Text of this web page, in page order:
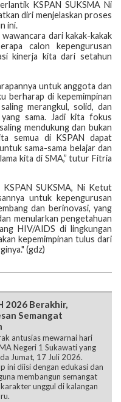
KSPAN SUKSMA Ni
diri menjelaskan proses
ini.
dari kakak-kakak
calon kepengurusan
kinerja kita dari setahun
untuk anggota dan
berharap di kepemimpinan
merangkul, solid, dan
sama. Jadi kita fokus
mendukung dan bukan
semua di KSPAN dapat
sama-sama belajar dan
kita di SMA,” tutur Fitria
KSPAN SUKSMA, Ni Ketut
untuk kepengurusan
dan berinovasi, yang
menularkan pengetahuan
HIV/AIDS di lingkungan
kepemimpinan tulus dari
(gdz)
2026 Berakhir,
Semangat
antusias mewarnai hari
Negeri 1 Sukawati yang
Jumat, 17 Juli 2026.
ini diisi dengan edukasi dan
membangun semangat
unggul di kalangan